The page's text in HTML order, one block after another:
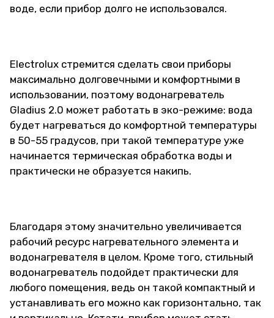
воде, если прибор долго не использовался.
Electrolux стремится сделать свои приборы
максимально долговечными и комфортными в
использовании, поэтому водонагреватель
Gladius 2.0 может работать в эко-режиме: вода
будет нагреваться до комфортной температуры
в 50-55 градусов, при такой температуре уже
начинается термическая обработка воды и
практически не образуется накипь.
Благодаря этому значительно увеличивается
рабочий ресурс нагревательного элемента и
водонагревателя в целом. Кроме того, стильный
водонагреватель подойдет практически для
любого помещения, ведь он такой компактный и
устанавливать его можно как горизонтально, так